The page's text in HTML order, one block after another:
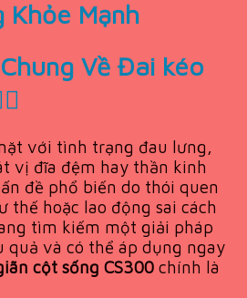
Khỏe Mạnh
Về Đai kéo
với tình trạng đau lưng,
vị đĩa đệm hay thần kinh
đề phổ biến do thói quen
thế hoặc lao động sai cách
tìm kiếm một giải pháp
quả và có thể áp dụng ngay
cột sống CS300 chính là